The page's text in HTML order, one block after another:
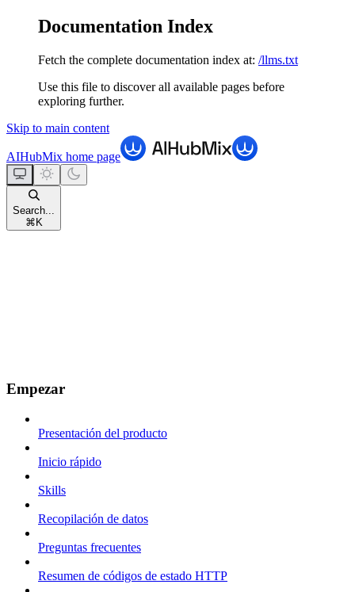
Documentation Index
Fetch the complete documentation index at: /llms.txt
Use this file to discover all available pages before
exploring further.
Skip to main content
AIHubMix home page
Search...
⌘ K
Empezar
Presentación del producto
Inicio rápido
Skills
Recopilación de datos
Preguntas frecuentes
Resumen de códigos de estado HTTP